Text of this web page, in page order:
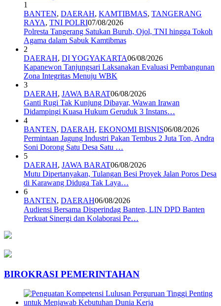
1
BANTEN, DAERAH, KAMTIBMAS, TANGERANG
RAYA, TNI POLRI07/08/2026
Polresta Tangerang Satukan Buruh, Ojol, TNI hingga Tokoh
Agama dalam Sabuk Kamtibmas
2
DAERAH, DI YOGYAKARTA06/08/2026
Kapanewon Tanjungsari Laksanakan Evaluasi Pembangunan
Zona Integritas Menuju WBK
3
DAERAH, JAWA BARAT06/08/2026
Ganti Rugi Tak Kunjung Dibayar, Wawan Irawan
Didampingi Kuasa Hukum Geruduk 3 Instans…
4
BANTEN, DAERAH, EKONOMI BISNIS06/08/2026
Permintaan Jagung Industri Pakan Tembus 2 Juta Ton, Andra
Soni Dorong Satu Desa Satu …
5
DAERAH, JAWA BARAT06/08/2026
Mutu Dipertanyakan, Tulangan Besi Proyek Jalan Poros Desa
di Karawang Diduga Tak Laya…
6
BANTEN, DAERAH06/08/2026
Audiensi Bersama Disperindag Banten, LIN DPD Banten
Perkuat Sinergi dan Kolaborasi Pe…
BIROKRASI PEMERINTAHAN